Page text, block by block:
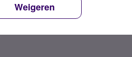
Weigeren